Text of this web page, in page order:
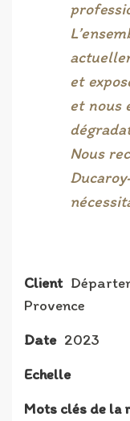
et
et nous
Nous
Client
Provence
Date 2023
Echelle
Mots clés de la